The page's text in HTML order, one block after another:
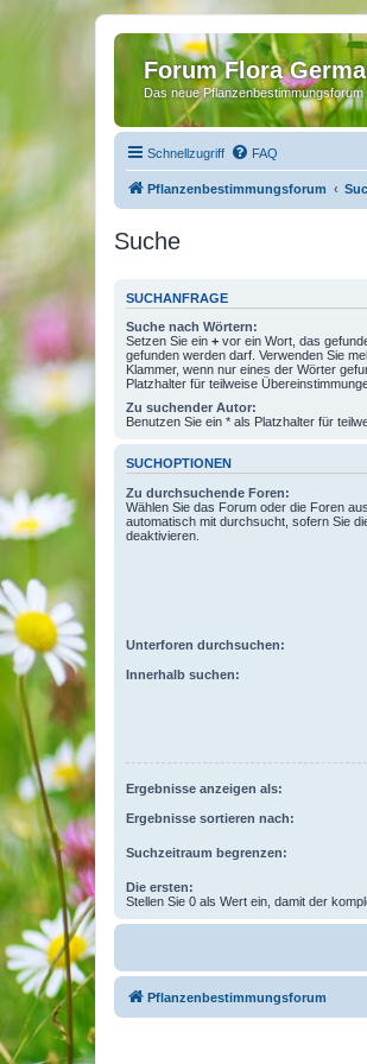
Forum Flora
Das neue Pflanzenbestimmungsforum
Schnellzugriff FAQ
Pflanzenbestimmungsforum
Suche
SUCHANFRAGE
Suche nach Wörtern:
Setzen Sie ein + vor ein Wort, das
gefunden werden darf. Verwenden Sie
Klammer, wenn nur eines der Wörter
Platzhalter für teilweise
Zu suchender Autor:
Benutzen Sie ein * als Platzhalter für
SUCHOPTIONEN
Zu durchsuchende Foren:
Wählen Sie das Forum oder die Foren
automatisch mit durchsucht, sofern Sie
deaktivieren.
Unterforen durchsuchen:
Innerhalb suchen:
Ergebnisse anzeigen als:
Ergebnisse sortieren nach:
Suchzeitraum begrenzen:
Die ersten:
Stellen Sie 0 als Wert ein, damit der
Pflanzenbestimmungsforum